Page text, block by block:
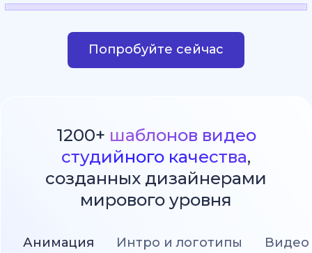
Попробуйте сейчас
1200+ шаблонов видео
студийного качества,
созданных дизайнерами
мирового уровня
Анимация Интро и логотипы Видео